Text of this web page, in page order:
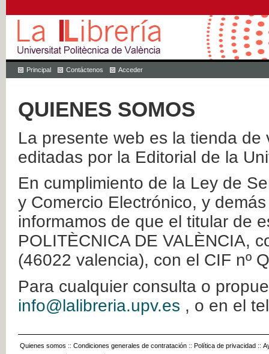
Principal Contáctenos Acceder
QUIENES SOMOS
La presente web es la tienda
editadas por la Editorial de la
En cumplimiento de la Ley de
y Comercio Electrónico, y
informamos de que el titular de
POLITÈCNICA DE VALÈNCIA,
(46022 valencia), con el CIF nº
Para cualquier consulta o
info@lalibreria.upv.es , o en el
Quienes somos :: Condiciones generales de contratación :: Política de privacidad ::